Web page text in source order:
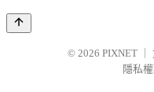
© 2026 PIXNET
隱私